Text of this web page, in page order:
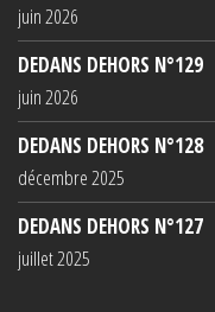
juin 2026
DEDANS DEHORS N°129
juin 2026
DEDANS DEHORS N°128
décembre 2025
DEDANS DEHORS N°127
juillet 2025